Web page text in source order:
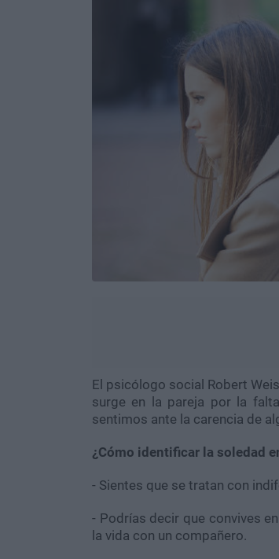
El psicólogo social Robert
surge en la pareja por la
sentimos ante la carencia de
¿Cómo identificar la soledad
- Sientes que se tratan con
- Podrías decir que convives
la vida con un compañero.